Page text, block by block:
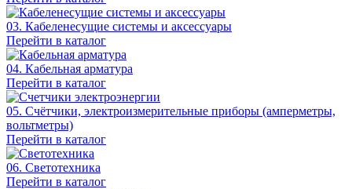
03. Кабеленесущие системы и аксессуары
Перейти в каталог
04. Кабельная арматура
Перейти в каталог
05. Счётчики, электроизмерительные приборы (амперметры,
вольтметры)
Перейти в каталог
06. Светотехника
Перейти в каталог